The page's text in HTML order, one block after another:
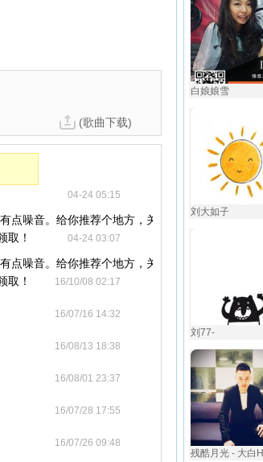
(歌曲下载)
04-24 05:15
点噪音。给你推荐个地方，关注葳信
取！
04-24 03:07
点噪音。给你推荐个地方，关注葳信
取！
16/10/08 02:17
16/07/16 14:32
16/08/13 18:38
16/08/01 23:37
16/07/28 17:55
16/07/26 09:48
白娘娘雪
刘大如子
刘77-
残酷月光 - 大白H